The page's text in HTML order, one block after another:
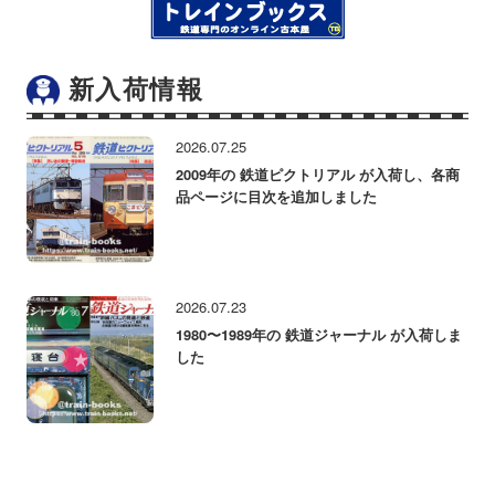
新入荷情報
2026.07.25
2009年の 鉄道ピクトリアル が入荷し、各商
品ページに目次を追加しました
2026.07.23
1980〜1989年の 鉄道ジャーナル が入荷しま
した